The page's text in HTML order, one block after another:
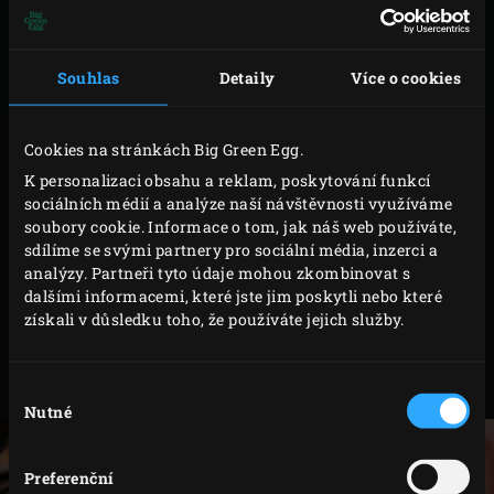
Souhlas Detaily Více o cookies
Cookies na stránkách Big Green Egg.
K personalizaci obsahu a reklam, poskytování funkcí
sociálních médií a analýze naší návštěvnosti využíváme
soubory cookie. Informace o tom, jak náš web používáte,
sdílíme se svými partnery pro sociální média, inzerci a
analýzy. Partneři tyto údaje mohou zkombinovat s
dalšími informacemi, které jste jim poskytli nebo které
získali v důsledku toho, že používáte jejich služby.
souhlasu
Nutné
Preferenční
pánve
, kterou položíte na
vzniká maillardova reakce, ale je méně koncentrovaná
než u litinového roštu. Výsledek je podobný přípravě
steaku na pánvi na sporáku, ale s výhodami litiny a Big
Green Egg. Maso je tak šťavnatější a chutnější. Další
výhodou je, že k restování steaku nepotřebujete
prakticky žádný tuk. Stačí steak potřít trochou olivového
oleje – to postačí. Stejně jako při grilování se steak
připravuje při teplotě 200 až 220 °C. Jak při restování, tak
při grilování steaku je důležité, aby byla litina správně